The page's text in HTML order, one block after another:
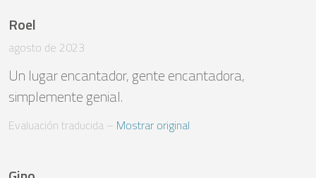
Roel
agosto de 2023
Un lugar encantador, gente encantadora,
simplemente genial.
Evaluación traducida – Mostrar original